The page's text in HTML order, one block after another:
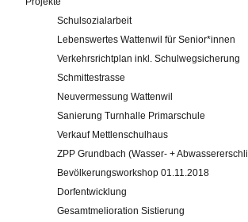
Impressum
Schulsozialarbeit
Lebenswertes Wattenwil für Senior*innen
Verkehrsrichtplan inkl. Schulwegsicherung
Schmittestrasse
Neuvermessung Wattenwil
Sanierung Turnhalle Primarschule
Verkauf Mettlenschulhaus
ZPP Grundbach (Wasser- +
Bevölkerungsworkshop 01.11.2018
Dorfentwicklung
Gesamtmelioration Sistierung